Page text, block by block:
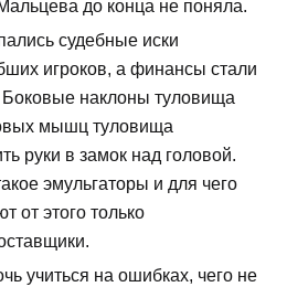
до конца не поняла.
судебные иски
игроков, а финансы стали
Боковые наклоны туловища
мышц туловища
руки в замок над головой.
эмульгаторы и для чего
от этого только
учиться на ошибках, чего не